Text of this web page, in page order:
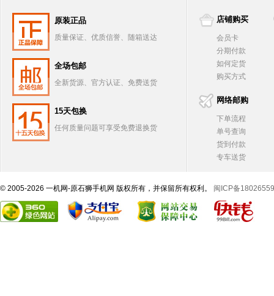
原装正品
质量保证、优质信誉、随箱送达
全场包邮
全新货源、官方认证、免费送货
15天包换
任何质量问题可享受免费退换货
店铺购买
会员卡
分期付款
如何定货
购买方式
网络邮购
下单流程
单号查询
货到付款
专车送货
© 2005-2026 一机网-原石狮手机网 版权所有，并保留所有权利。 闽ICP备